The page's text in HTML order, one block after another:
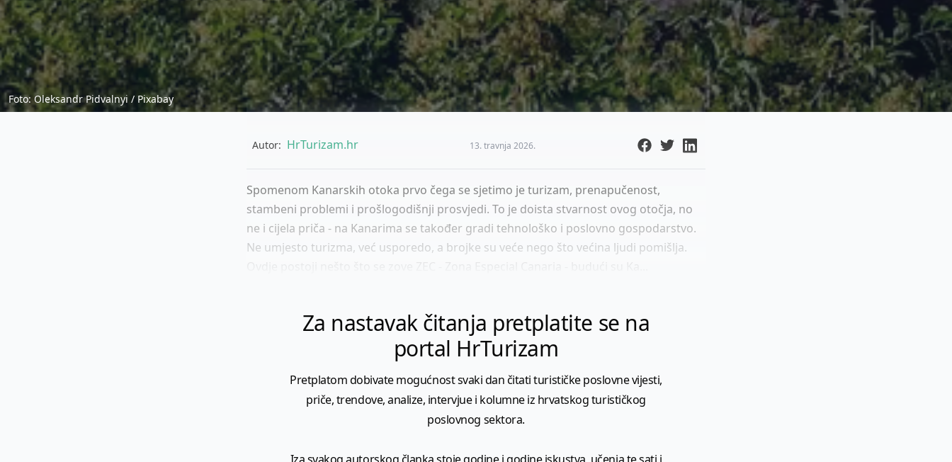
Foto: Oleksandr Pidvalnyi / Pixabay
Autor: HrTurizam.hr 13. travnja 2026.
Spomenom Kanarskih otoka prvo čega se sjetimo je turizam, prenapučenost,
stambeni problemi i prošlogodišnji prosvjedi. To je doista stvarnost ovog otočja, no
ne i cijela priča - na Kanarima se također gradi tehnološko i poslovno gospodarstvo.
Ne umjesto turizma, već usporedo, a brojke su veće nego što većina ljudi pomišlja.
Za nastavak čitanja pretplatite se na
portal HrTurizam
Pretplatom dobivate mogućnost svaki dan čitati turističke poslovne vijesti,
priče, trendove, analize, intervjue i kolumne iz hrvatskog turističkog
poslovnog sektora.
Iza svakog autorskog članka stoje godine i godine iskustva, učenja te sati i